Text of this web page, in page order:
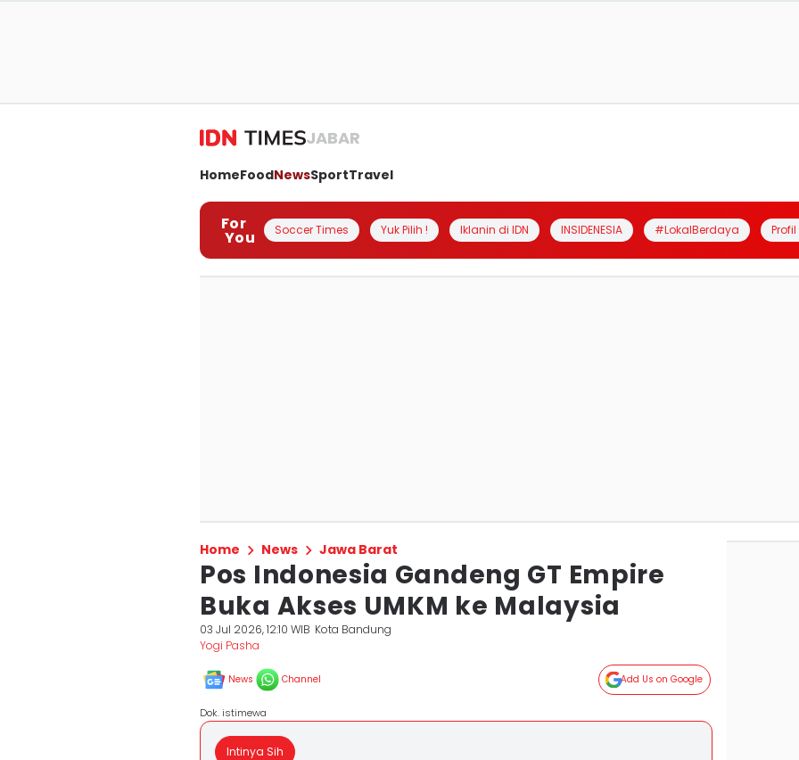
JABAR
HomeFoodNewsSportTravel
For
You Soccer Times Yuk Pilih ! Iklanin di IDN INSIDENESIA #LokalBerdaya
Home News Jawa Barat
Pos Indonesia Gandeng GT Empire
Buka Akses UMKM ke Malaysia
03 Jul 2026, 12:10 WIB Kota Bandung
Yogi Pasha
News Channel Add Us on Google
Dok. istimewa
Intinya Sih